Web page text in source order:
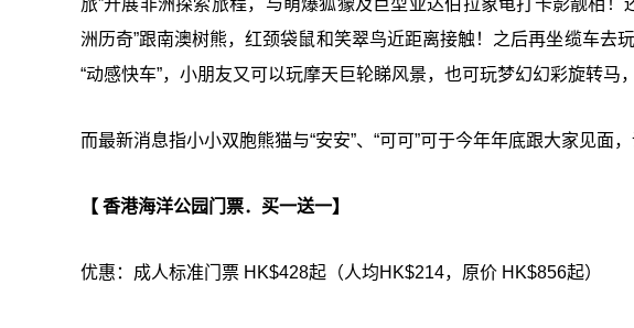
旅”开展非洲探索旅程，与萌爆狐獴及巨型亚达伯拉象龟打卡影靓相！
洲历奇”跟南澳树熊，红颈袋鼠和笑翠鸟近距离接触！之后再坐缆车去
“动感快车”，小朋友又可以玩摩天巨轮睇风景，也可玩梦幻幻彩旋转马
而最新消息指小小双胞熊猫与“安安”、“可可”可于今年年底跟大家见面
【 香港海洋公园门票．买一送一】
优惠：成人标准门票 HK$428起（人均HK$214，原价 HK$856起）